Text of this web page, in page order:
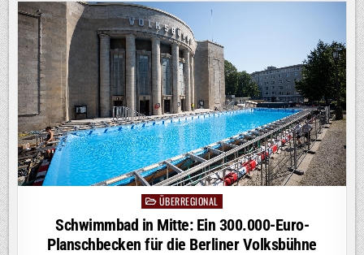
AUCH
VIREN
Posted
in
ÜBERREGIONAL
Schwimmbad in Mitte: Ein 300.000-Euro-
Planschbecken für die Berliner Volksbühne